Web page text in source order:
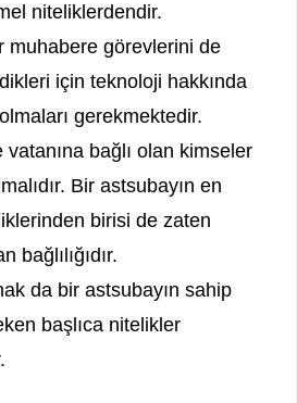
niteliklerdendir.
muhabere görevlerini de
için teknoloji hakkında
gerekmektedir.
vatanına bağlı olan kimseler
Bir astsubayın en
birisi de zaten
bağlılığıdır.
da bir astsubayın sahip
başlıca nitelikler